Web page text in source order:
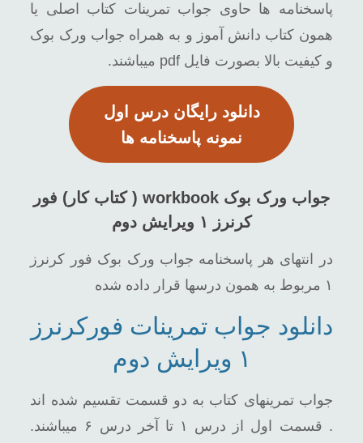
پاسخنامه ها حاوی جواب تمرینات کتاب اصلی یا
همون کتاب دانش آموز و به همراه جواب ورک بوک
و کیفیت بالا بصورت فایل pdf میباشند.
دانلود رایگان درس اول
نمونه پاسخنامه ها
جواب ورک بوک workbook ( کتاب کار) فور
کرنرز ۱ ویرایش دوم
در انتهای هر پاسخنامه جواب ورک بوک فور کرنرز
۱ مربوط به همون درسها قرار داده شده
دانلود جواب تمرینات فورکرنرز
۱ ویرایش دوم
جواب تمرینهای کتاب به دو قسمت تقسیم شده اند
. قسمت اول از درس ۱ تا آخر درس ۶ میباشند.